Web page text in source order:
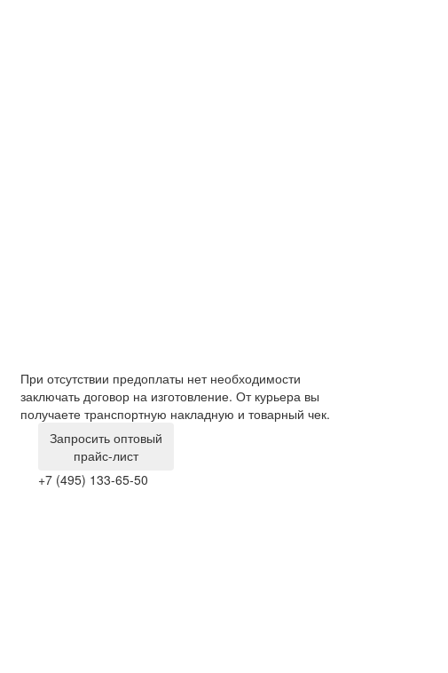
При отсутствии предоплаты нет необходимости
заключать договор на изготовление. От курьера вы
получаете транспортную накладную и товарный чек.
Запросить оптовый
прайс-лист
+7 (495) 133-65-50